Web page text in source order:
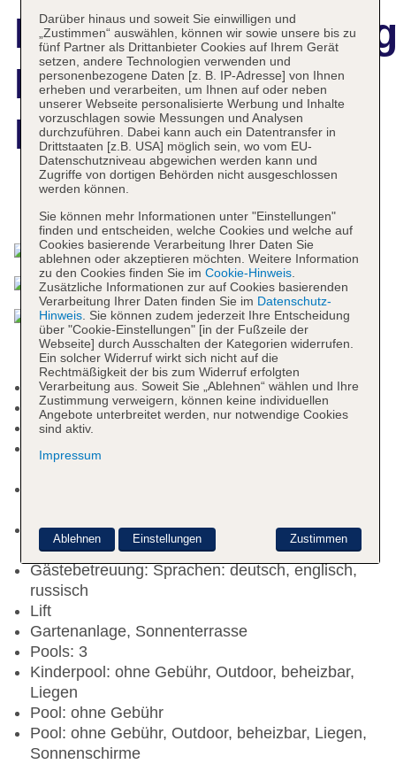
Dusit Ajman
Resort & Villas
Das bietet Ihre Unterkunft
Raucherbereich
Check-in Zeit ab 15:00 Uhr
Check-out Zeit bis 12:00 Uhr
Early Check-in: gegen Gebühr, Anfrage &
Rezeption: täglich, Sprachen: deutsch, englisch,
russisch, Geldwechsel möglich
Gästebetreuung: Sprachen: deutsch, englisch,
russisch
Lift
Gartenanlage, Sonnenterrasse
Pools: 3
Kinderpool: ohne Gebühr, Outdoor, beheizbar,
Liegen
Pool: ohne Gebühr
Pool: ohne Gebühr, Outdoor, beheizbar, Liegen,
Sonnenschirme
Darüber hinaus und soweit Sie einwilligen und
„Zustimmen“ auswählen, können wir sowie unsere bis zu
fünf Partner als Drittanbieter Cookies auf Ihrem Gerät
setzen, andere Technologien verwenden und
personenbezogene Daten [z. B. IP-Adresse] von Ihnen
erheben und verarbeiten, um Ihnen auf oder neben
unserer Webseite personalisierte Werbung und Inhalte
vorzuschlagen sowie Messungen und Analysen
durchzuführen. Dabei kann auch ein Datentransfer in
Drittstaaten [z.B. USA] möglich sein, wo vom EU-
Datenschutzniveau abgewichen werden kann und
Zugriffe von dortigen Behörden nicht ausgeschlossen
werden können.
Sie können mehr Informationen unter "Einstellungen"
finden und entscheiden, welche Cookies und welche auf
Cookies basierende Verarbeitung Ihrer Daten Sie
ablehnen oder akzeptieren möchten. Weitere Information
zu den Cookies finden Sie im Cookie-Hinweis.
Zusätzliche Informationen zur auf Cookies basierenden
Verarbeitung Ihrer Daten finden Sie im Datenschutz-
Hinweis. Sie können zudem jederzeit Ihre Entscheidung
über "Cookie-Einstellungen" [in der Fußzeile der
Webseite] durch Ausschalten der Kategorien widerrufen.
Ein solcher Widerruf wirkt sich nicht auf die
Rechtmäßigkeit der bis zum Widerruf erfolgten
Verarbeitung aus. Soweit Sie „Ablehnen“ wählen und Ihre
Zustimmung verweigern, können keine individuellen
Angebote unterbreitet werden, nur notwendige Cookies
sind aktiv.
Impressum
Zustimmen
Ablehnen Einstellungen